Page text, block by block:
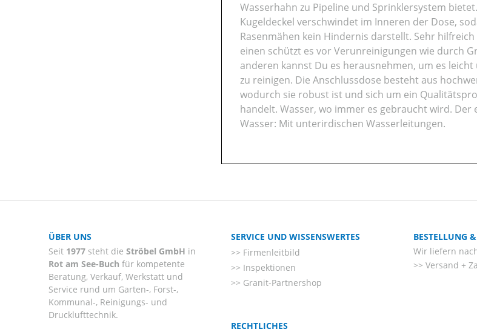
Wasserhahn zu Pipeline und Sprinklersystem
Kugeldeckel verschwindet im Inneren der Dose,
Rasenmähen kein Hindernis darstellt. Sehr
einen schützt es vor Verunreinigungen wie durch
anderen kannst Du es herausnehmen, um es
zu reinigen. Die Anschlussdose besteht aus
wodurch sie robust ist und sich um ein
handelt. Wasser, wo immer es gebraucht wird. Der
Wasser: Mit unterirdischen Wasserleitungen.
ÜBER UNS
Seit 1977 steht die Ströbel GmbH in
Rot am See-Buch für kompetente
Beratung, Verkauf, Werkstatt und
Service rund um Garten-, Forst-,
Kommunal-, Reinigungs- und
Drucklufttechnik.
SERVICE UND WISSENSWERTES
Firmenleitbild
Inspektionen
Granit-Partnershop
RECHTLICHES
BESTELLUNG
Wir liefern
Versand +